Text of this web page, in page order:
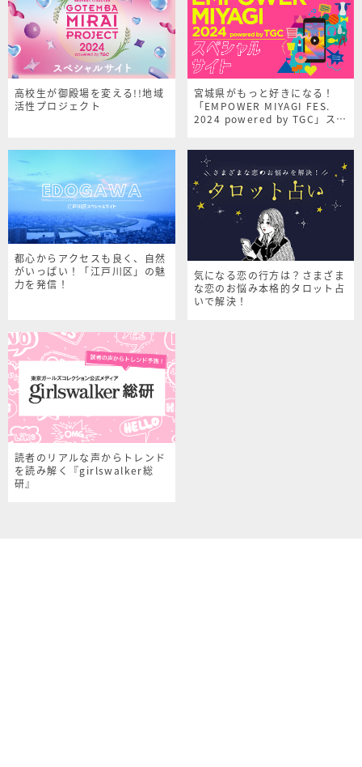
高校生が御殿場を変える!!地域
活性プロジェクト
宮城県がもっと好きになる！
「EMPOWER MIYAGI FES.
2024 powered by TGC」スペ
都心からアクセスも良く、自然
がいっぱい！「江戸川区」の魅
力を発信！
気になる恋の行方は？さまざま
な恋のお悩み本格的タロット占
いで解決！
読者のリアルな声からトレンド
を読み解く『girlswalker総
研』